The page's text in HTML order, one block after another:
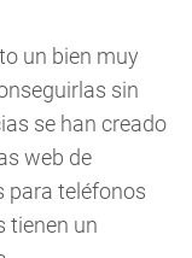
un bien muy
sin
se han creado
web de
para teléfonos
tienen un